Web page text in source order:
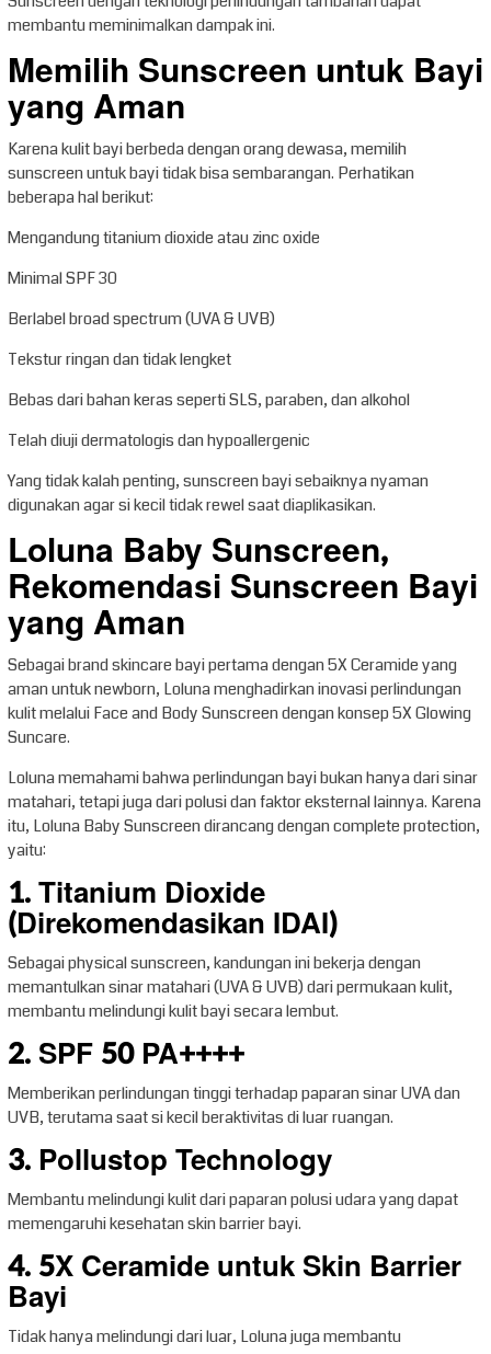
membantu meminimalkan dampak ini.
Memilih Sunscreen untuk Bayi
yang Aman
Karena kulit bayi berbeda dengan orang dewasa, memilih
sunscreen untuk bayi tidak bisa sembarangan. Perhatikan
beberapa hal berikut:
Mengandung titanium dioxide atau zinc oxide
Minimal SPF 30
Berlabel broad spectrum (UVA & UVB)
Tekstur ringan dan tidak lengket
Bebas dari bahan keras seperti SLS, paraben, dan alkohol
Telah diuji dermatologis dan hypoallergenic
Yang tidak kalah penting, sunscreen bayi sebaiknya nyaman
digunakan agar si kecil tidak rewel saat diaplikasikan.
Loluna Baby Sunscreen,
Rekomendasi Sunscreen Bayi
yang Aman
Sebagai brand skincare bayi pertama dengan 5X Ceramide yang
aman untuk newborn, Loluna menghadirkan inovasi perlindungan
kulit melalui Face and Body Sunscreen dengan konsep 5X Glowing
Suncare.
Loluna memahami bahwa perlindungan bayi bukan hanya dari sinar
matahari, tetapi juga dari polusi dan faktor eksternal lainnya. Karena
itu, Loluna Baby Sunscreen dirancang dengan complete protection,
yaitu:
1. Titanium Dioxide
(Direkomendasikan IDAI)
Sebagai physical sunscreen, kandungan ini bekerja dengan
memantulkan sinar matahari (UVA & UVB) dari permukaan kulit,
membantu melindungi kulit bayi secara lembut.
2. SPF 50 PA++++
Memberikan perlindungan tinggi terhadap paparan sinar UVA dan
UVB, terutama saat si kecil beraktivitas di luar ruangan.
3. Pollustop Technology
Membantu melindungi kulit dari paparan polusi udara yang dapat
memengaruhi kesehatan skin barrier bayi.
4. 5X Ceramide untuk Skin Barrier
Bayi
Tidak hanya melindungi dari luar, Loluna juga membantu